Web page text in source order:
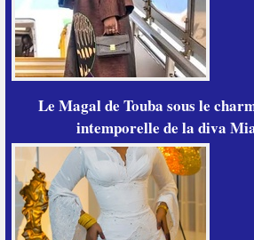
Le Magal de Touba sous le
intemporelle de la diva